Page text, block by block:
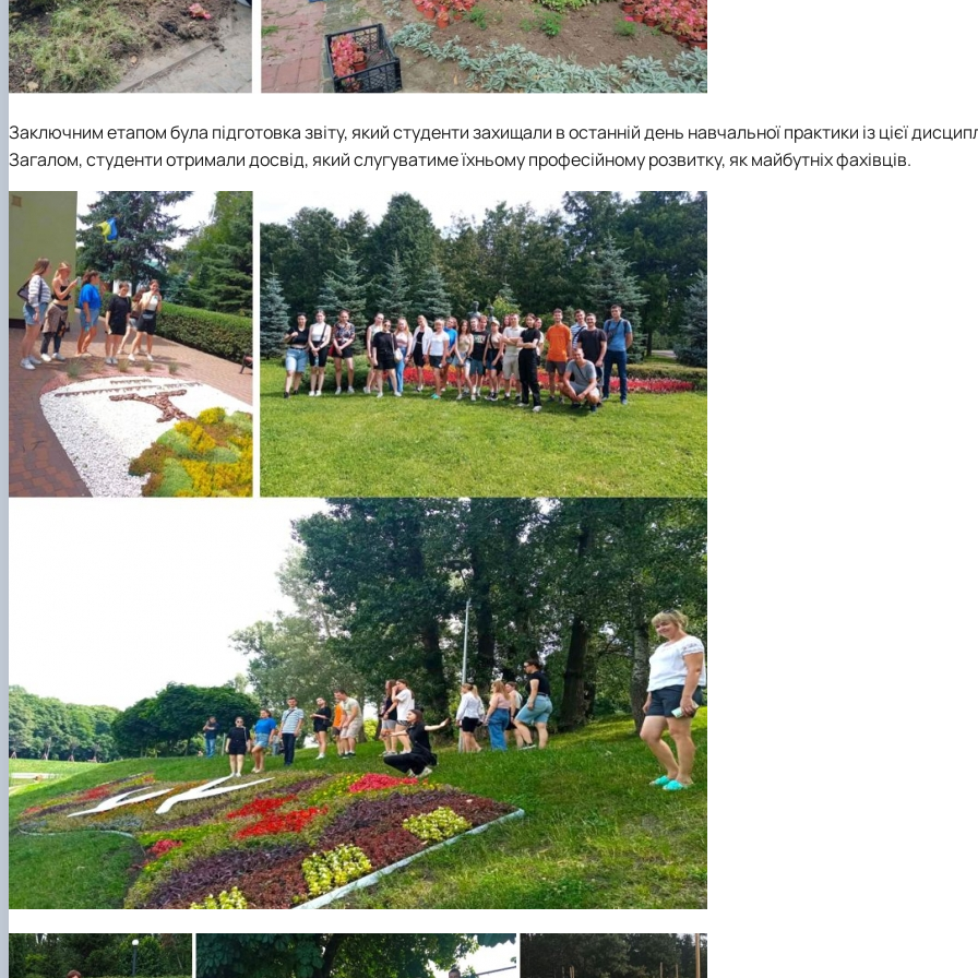
Заключним етапом була підготовка звіту, який студенти захищали в останній день навчальної практики із цієї
Загалом, студенти отримали досвід, який слугуватиме їхньому професійному розвитку, як майбутніх фахівців.